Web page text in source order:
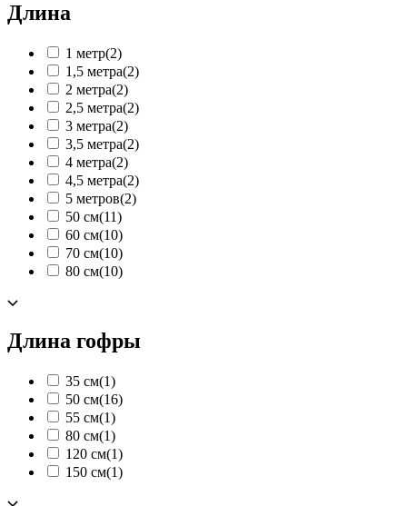
Длина
1 метр(2)
1,5 метра(2)
2 метра(2)
2,5 метра(2)
3 метра(2)
3,5 метра(2)
4 метра(2)
4,5 метра(2)
5 метров(2)
50 см(11)
60 см(10)
70 см(10)
80 см(10)
Длина гофры
35 см(1)
50 см(16)
55 см(1)
80 см(1)
120 см(1)
150 см(1)